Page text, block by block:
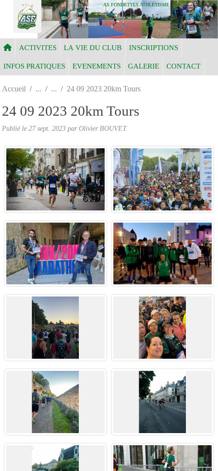
AS FONDETTES ATHLÉTISME
ACTIVITES LA VIE DU CLUB INSCRIPTIONS
INFOS PRATIQUES EVENEMENTS GALERIE CONTACT
Accueil 24 09 2023 20km Tours
24 09 2023 20km Tours
Publié le 27 sept. 2023 par Olivier BOUVET
Panneau de gestion des cookies